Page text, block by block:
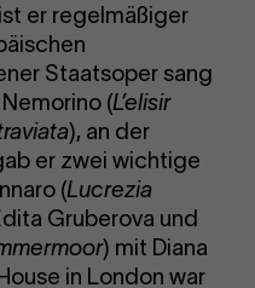
er regelmäßiger
Staatsoper sang
Nemorino (L’elisir
), an der
er zwei wichtige
(Lucrezia
Gruberova und
) mit Diana
in London war